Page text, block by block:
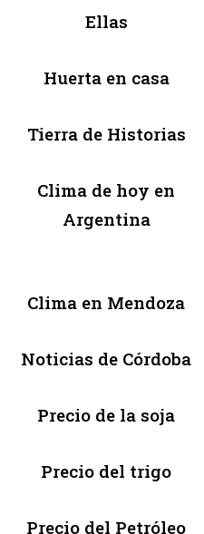
Ellas
Huerta en casa
Tierra de Historias
Clima de hoy en
Argentina
Clima en Mendoza
Noticias de Córdoba
Precio de la soja
Precio del trigo
Precio del Petróleo